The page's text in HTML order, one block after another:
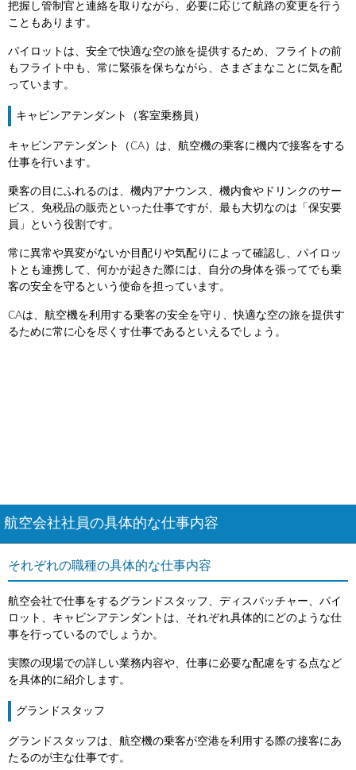
把握し管制官と連絡を取りながら、必要に応じて航路の変更を行う
こともあります。
パイロットは、安全で快適な空の旅を提供するため、フライトの前
もフライト中も、常に緊張を保ちながら、さまざまなことに気を配
っています。
キャビンアテンダント（客室乗務員）
キャビンアテンダント（CA）は、航空機の乗客に機内で接客をする
仕事を行います。
乗客の目にふれるのは、機内アナウンス、機内食やドリンクのサー
ビス、免税品の販売といった仕事ですが、最も大切なのは「保安要
員」という役割です。
常に異常や異変がないか目配りや気配りによって確認し、パイロッ
トとも連携して、何かが起きた際には、自分の身体を張ってでも乗
客の安全を守るという使命を担っています。
CAは、航空機を利用する乗客の安全を守り、快適な空の旅を提供す
るために常に心を尽くす仕事であるといえるでしょう。
航空会社社員の具体的な仕事内容
それぞれの職種の具体的な仕事内容
航空会社で仕事をするグランドスタッフ、ディスパッチャー、パイ
ロット、キャビンアテンダントは、それぞれ具体的にどのような仕
事を行っているのでしょうか。
実際の現場での詳しい業務内容や、仕事に必要な配慮をする点など
を具体的に紹介します。
グランドスタッフ
グランドスタッフは、航空機の乗客が空港を利用する際の接客にあ
たるのが主な仕事です。